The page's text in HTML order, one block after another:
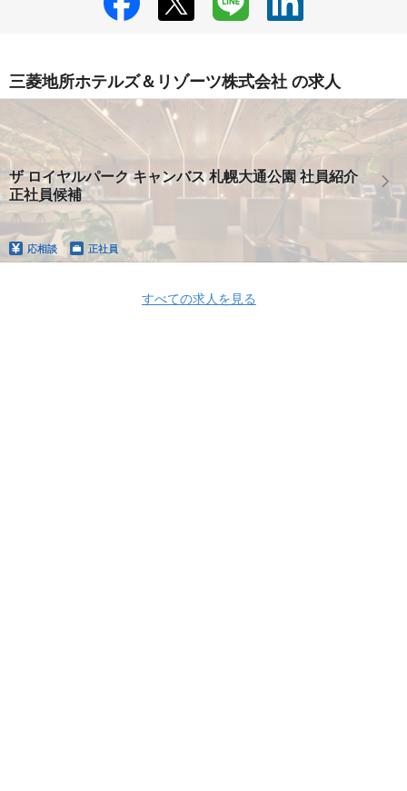
三菱地所ホテルズ＆リゾーツ株式会社 の求人
ザ ロイヤルパーク キャンバス 札幌大通公園 社員紹介
正社員候補
応相談 正社員
すべての求人を見る